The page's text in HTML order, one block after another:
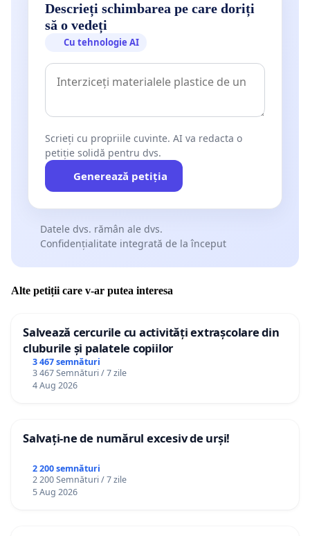
Descrieți schimbarea pe care doriți
să o vedeți
Cu tehnologie AI
Scrieți cu propriile cuvinte. AI va redacta o
petiție solidă pentru dvs.
Generează petiția
Datele dvs. rămân ale dvs.
Confidențialitate integrată de la început
Alte petiții care v-ar putea interesa
Salvează cercurile cu activități extrașcolare din
cluburile și palatele copiilor
3 467 semnături
3 467 Semnături / 7 zile
4 Aug 2026
Salvați-ne de numărul excesiv de urși!
2 200 semnături
2 200 Semnături / 7 zile
5 Aug 2026